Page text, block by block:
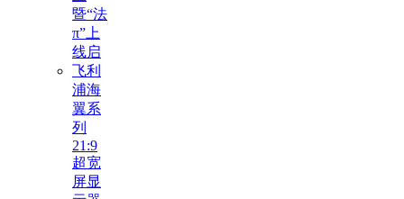
暨“法
π”上
线启
飞利
浦海
翼系
列
21:9
超宽
屏显